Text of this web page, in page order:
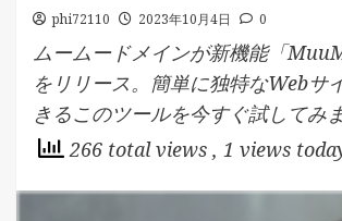
phi72110 2023年10月4日 0
ムームードメインが新機能「
をリリース。簡単に独特なWebサ
きるこのツールを今すぐ試してみ
266 total views , 1 views